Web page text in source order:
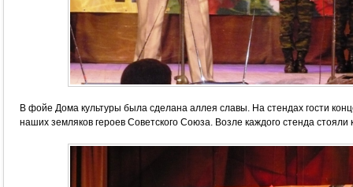
В фойе Дома культуры была сделана аллея славы. На стендах гости
наших земляков героев Советского Союза. Возле каждого стенда стояли